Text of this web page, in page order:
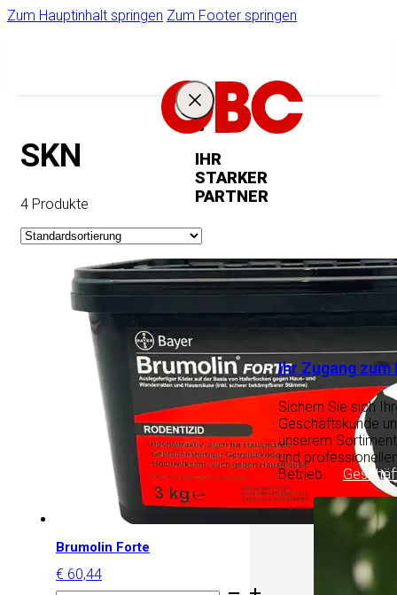
Zum Hauptinhalt springen Zum Footer springen
IHR
STARKER
PARTNER
Unternehmen
Ihr Zugang zum
Sichern Sie sich
Geschäftskunde
unserem
und
Betrieb.
SKN
4 Produkte
Brumolin Forte
€ 60,44
Brumolin